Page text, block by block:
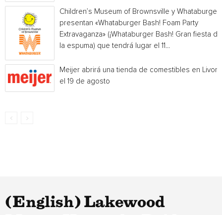
Children’s Museum of Brownsville y Whataburger
presentan «Whataburger Bash! Foam Party
Extravaganza» (¡Whataburger Bash! Gran fiesta de
la espuma) que tendrá lugar el 11...
Meijer abrirá una tienda de comestibles en
el 19 de agosto
(English) Lakewood